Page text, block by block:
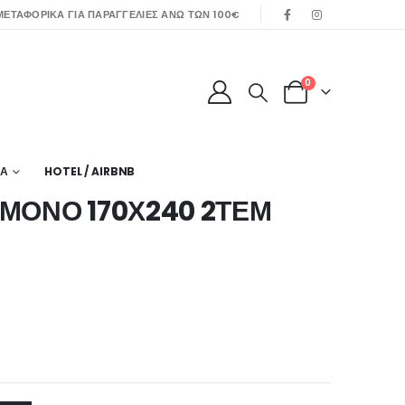
ΓΙΑ ΠΑΡΑΓΓΕΛΙΕΣ ΑΝΩ ΤΩΝ 100€
0
HOTEL / AIRBNB
170Χ240 2ΤΕΜ